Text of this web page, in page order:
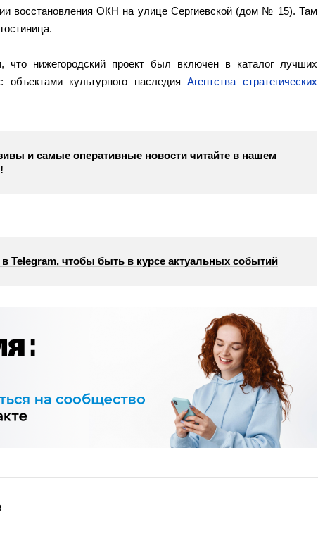
восстановления ОКН на улице Сергиевской (дом № 15). Там
нижегородский проект был включен в каталог лучших
объектами культурного наследияАгентства стратегических
и самые оперативные новости читайте в нашем
в Telegram, чтобы быть в курсе актуальных событий